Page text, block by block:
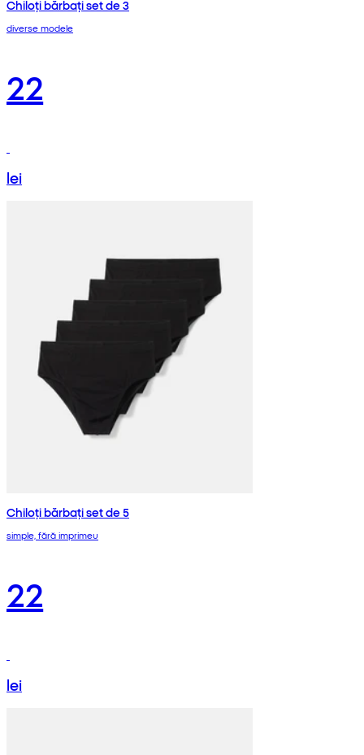
Chiloți bărbați set de 3
diverse modele
22
lei
Chiloți bărbați set de 5
simple, fără imprimeu
22
lei